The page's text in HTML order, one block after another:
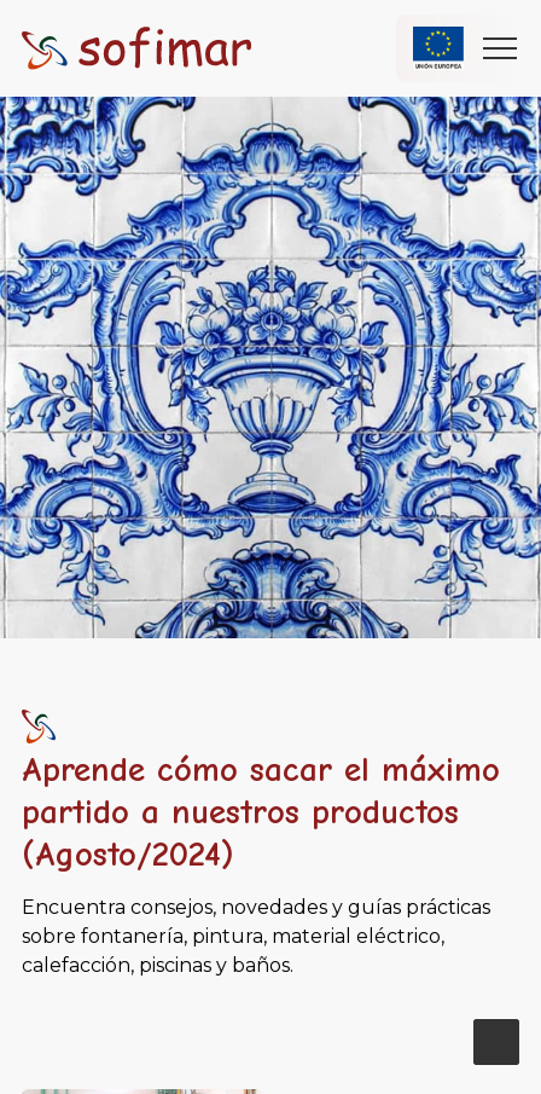
Aprende cómo sacar el máximo
partido a nuestros productos
(Agosto/2024)
Encuentra consejos, novedades y guías prácticas
sobre fontanería, pintura, material eléctrico,
calefacción, piscinas y baños.